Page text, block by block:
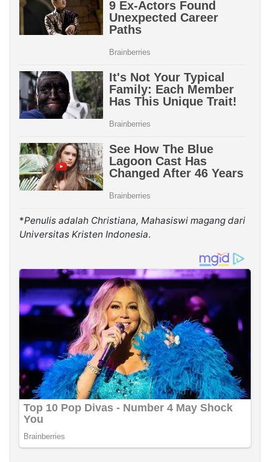
*Penulis adalah Christiana, Mahasiswi magang dari
Universitas Kristen Indonesia.